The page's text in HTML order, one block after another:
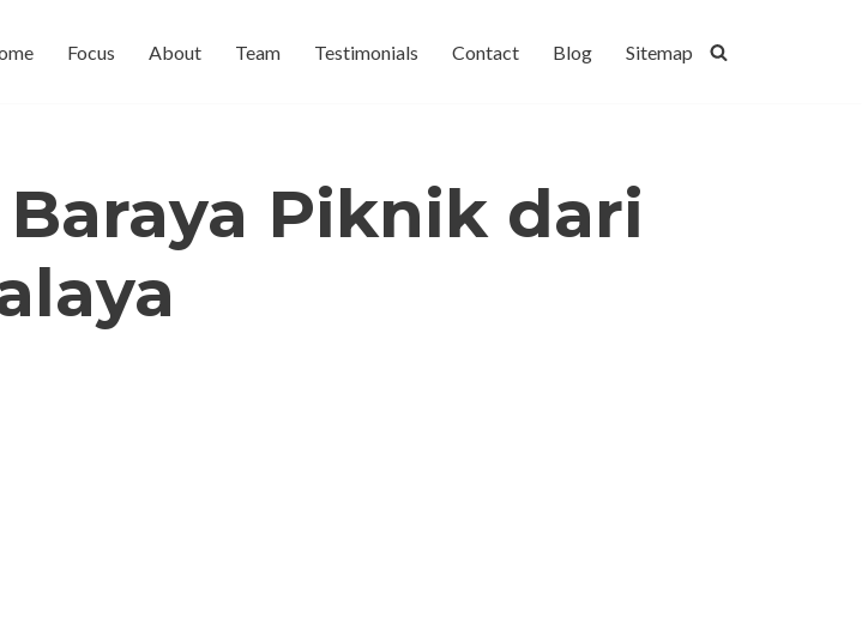
Focus About Team Testimonials Contact Blog Sitemap
Piknik dari